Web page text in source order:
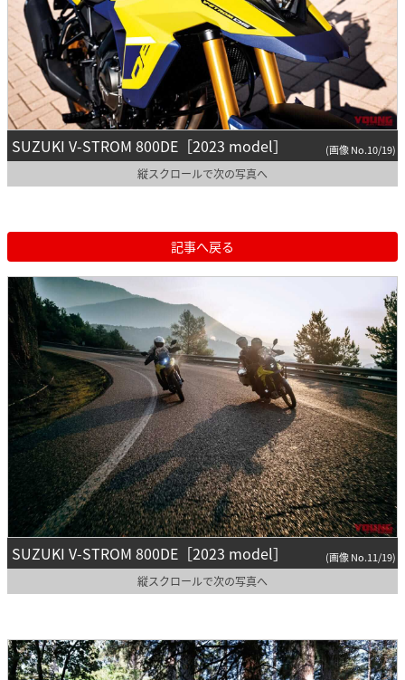
SUZUKI V-STROM 800DE［2023 model］ (画像 No.10/19)
縦スクロールで次の写真へ
記事へ戻る
SUZUKI V-STROM 800DE［2023 model］ (画像 No.11/19)
縦スクロールで次の写真へ